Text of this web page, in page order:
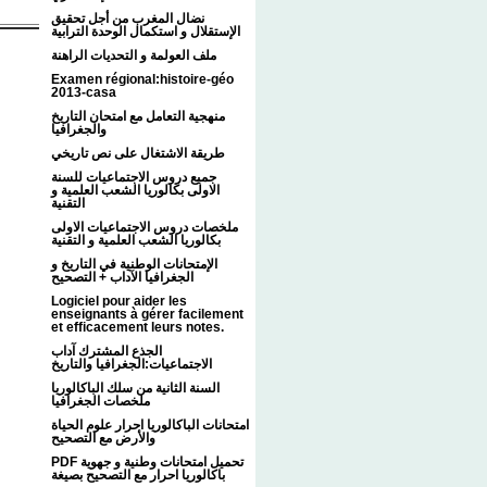
نضال المغرب من أجل تحقيق
الإستقلال و استكمال الوحدة الترابية
ملف العولمة و التحديات الراهنة
Examen régional:histoire-géo
2013-casa
منهجية التعامل مع امتحان التاريخ
والجغرافيا
طريقة الاشتغال على نص تاريخي
جميع دروس الاجتماعيات للسنة
الاولى بكالوريا الشعب العلمية و
التقنية
ملخصات دروس الاجتماعيات الاولى
بكالوريا الشعب العلمية و التقنية
الإمتحانات الوطنية في التاريخ و
الجغرافيا الآداب + التصحيح
Logiciel pour aider les
enseignants à gérer facilement
et efficacement leurs notes.
الجذع المشترك آداب
الاجتماعيات:الجغرافيا والتاريخ
السنة الثانية من سلك الباكالوريا
ملخصات الجغرافيا
امتحانات الباكالوريا احرار علوم الحياة
والأرض مع التصحيح
PDF تحميل امتحانات وطنية و جهوية
باكالوريا احرار مع التصحيح بصيغة